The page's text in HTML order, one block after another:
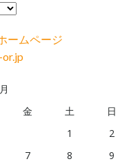
ームページ
金 土
日
1
2
7 8
9